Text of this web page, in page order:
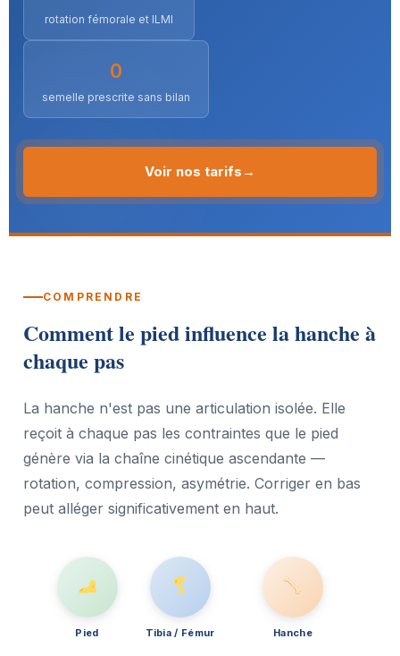
rotation fémorale et ILMI
0
semelle prescrite sans bilan
Voir nos tarifs →
COMPRENDRE
Comment le pied influence la hanche à
chaque pas
La hanche n'est pas une articulation isolée. Elle
reçoit à chaque pas les contraintes que le pied
génère via la chaîne cinétique ascendante —
rotation, compression, asymétrie. Corriger en bas
peut alléger significativement en haut.
Pied Tibia / Fémur Hanche